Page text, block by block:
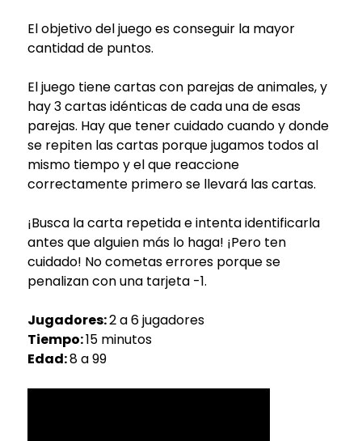
El objetivo del juego es conseguir la mayor
cantidad de puntos.
El juego tiene cartas con parejas de animales, y
hay 3 cartas idénticas de cada una de esas
parejas. Hay que tener cuidado cuando y donde
se repiten las cartas porque jugamos todos al
mismo tiempo y el que reaccione
correctamente primero se llevará las cartas.
¡Busca la carta repetida e intenta identificarla
antes que alguien más lo haga! ¡Pero ten
cuidado! No cometas errores porque se
penalizan con una tarjeta -1.
Jugadores:2 a 6 jugadores
Tiempo:15 minutos
Edad:8 a 99